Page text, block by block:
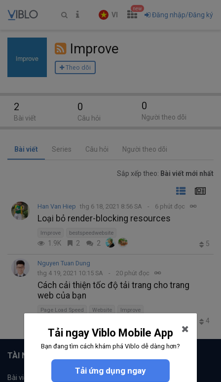
VI
new
Đăng nhập/Đăng ký
Improve
Theo dõi
Bài viết Series Câu hỏi Người theo dõi
Sắp xếp theo: Bài viết mới nhất
Han Van Hiep thg 6 18, 2021 8:56 SA 6 phút đọc
Loại bỏ render-blocking resources
Improve bestspeedwebsite
1.9K 2 2 5
Nguyen Tuan Dung
thg 4 19, 2021 10:15 SA
20 phút đọc
Cách cải thiện tốc độ tải trang cho trang
web của bạn
Page Load Speed Website Improve
4
2
Bài viết
0
Câu hỏi
0
Người theo dõi
TÀI NGUYÊN
Bài viết Tổ chức
Tải ngay Viblo Mobile App
Bạn đang tìm cách khám phá Viblo dễ dàng hơn?
Tải ứng dụng ngay